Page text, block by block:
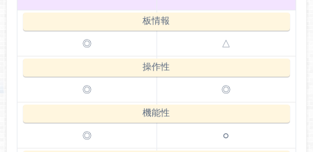
◎ △
◎ ◎
◎ ○